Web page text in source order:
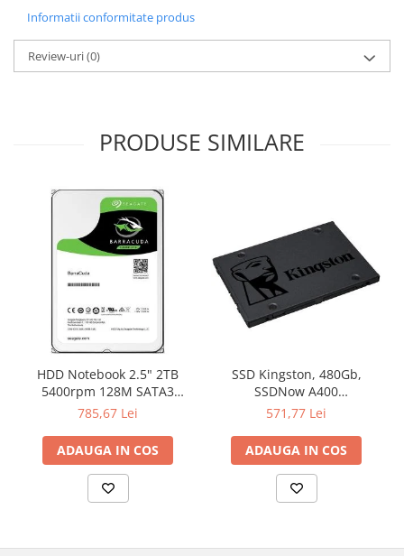
Informatii conformitate produs
Review-uri(0)
PRODUSE SIMILARE
HDD Notebook 2.5" 2TB
5400rpm 128M SATA3
SEAGATE
785,67 Lei
ADAUGA IN COS
SSD Kingston, 480Gb,
SSDNow A400
"SA400S37/480G"
571,77 Lei
ADAUGA IN COS